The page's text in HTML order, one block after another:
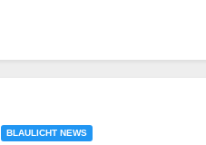
BLAULICHT NEWS